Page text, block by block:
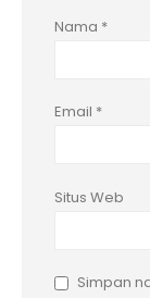
Nama *
Email *
Situs Web
Simpan